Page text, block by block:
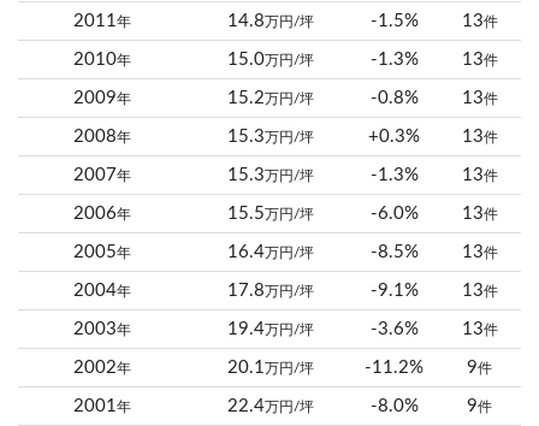
2011年 14.8万円/坪 -1.5% 13件
2010年 15.0万円/坪 -1.3% 13件
2009年 15.2万円/坪 -0.8% 13件
2008年 15.3万円/坪 +0.3% 13件
2007年 15.3万円/坪 -1.3% 13件
2006年 15.5万円/坪 -6.0% 13件
2005年 16.4万円/坪 -8.5% 13件
2004年 17.8万円/坪 -9.1% 13件
2003年 19.4万円/坪 -3.6% 13件
2002年 20.1万円/坪 -11.2% 9件
2001年 22.4万円/坪 -8.0% 9件